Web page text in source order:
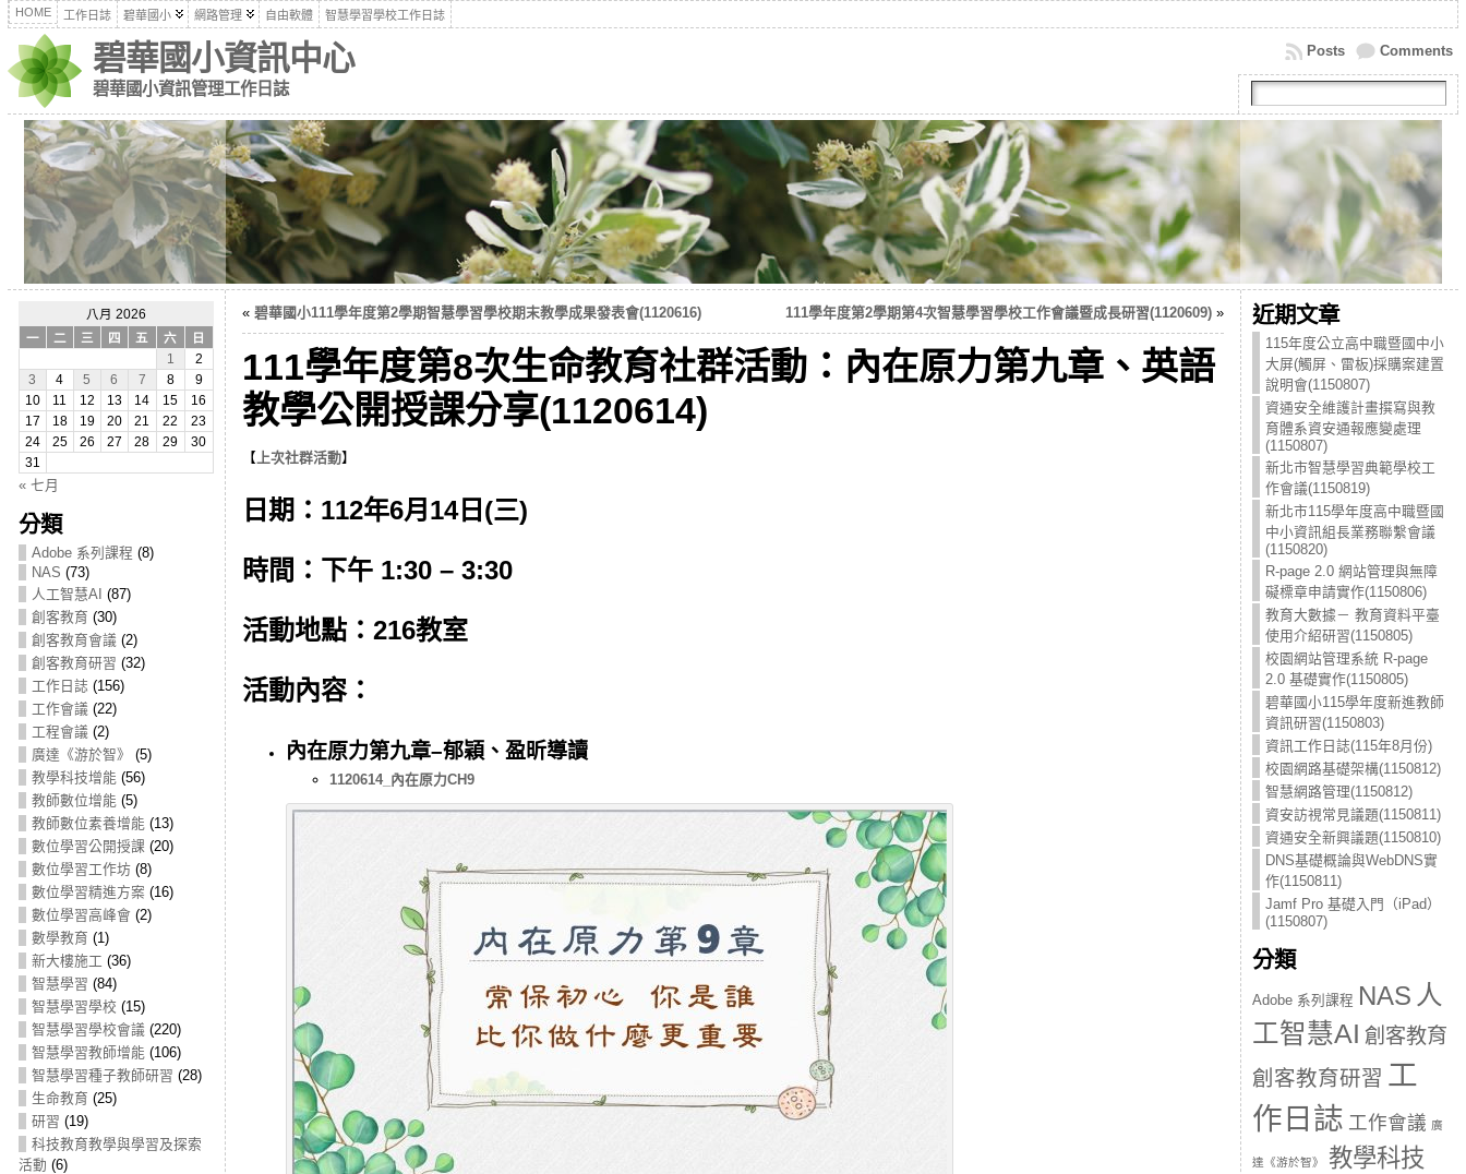
HOME 工作日誌 碧華國小 網路管理 自由軟體 智慧學習學校工作日誌
碧華國小資訊中心
碧華國小資訊管理工作日誌
Comments
Posts
八月 2026
一
二 三 四 五 六
日
1
2
3
4 5 6 7 8
9
10
11 12 13 14 15
16
17
18 19 20 21 22
23
24
25 26 27 28 29
30
31
« 七月
分類
Adobe 系列課程 (8)
NAS (73)
人工智慧AI (87)
創客教育 (30)
創客教育會議 (2)
創客教育研習 (32)
工作日誌 (156)
工作會議 (22)
工程會議 (2)
廣達《游於智》
(5)
教學科技增能(56)
教師數位增能(5)
教師數位素養增能(13)
數位學習公開授課 (20)
數位學習工作坊(8)
數位學習精進方案 (16)
數位學習高峰會 (2)
數學教育 (1)
新大樓施工 (36)
智慧學習 (84)
智慧學習學校 (15)
智慧學習學校會議 (220)
智慧學習教師增能(106)
智慧學習種子教師研習 (28)
生命教育 (25)
研習 (19)
科技教育教學與學習及探索
活動 (6)
« 碧華國小111學年度第2學期智慧學習學校期末教學成果發表會(1120616) 111學年度第2學期第4次智慧學習學校工作會議暨成長研習(1120609)»
111學年度第8次生命教育社群活動：內在原力第九章、英語
教學公開授課分享(1120614)
【 上次社群活動】
日期：112年6月14日(三)
時間：下午 1:30 – 3:30
活動地點：216教室
活動內容：
內在原力第九章–郁穎、盈昕導讀
1120614_內在原力CH9
近期文章
115年度公立高中職暨國中小
大屏(觸屏、雷板)採購案建置
說明會(1150807)
資通安全維護計畫撰寫與教
育體系資安通報應變處理
(1150807)
新北市智慧學習典範學校工
作會議(1150819)
新北市115學年度高中職暨國
中小資訊組長業務聯繫會議
(1150820)
R-page 2.0 網站管理與無障
礙標章申請實作(1150806)
教育大數據－ 教育資料平臺
使用介紹研習(1150805)
校園網站管理系統 R-page
2.0 基礎實作(1150805)
碧華國小115學年度新進教師
資訊研習(1150803)
資訊工作日誌(115年8月份)
校園網路基礎架構(1150812)
智慧網路管理(1150812)
資安訪視常見議題(1150811)
資通安全新興議題(1150810)
DNS基礎概論與WebDNS實
作(1150811)
Jamf Pro 基礎入門（iPad）
(1150807)
分類
Adobe 系列課程 NAS 人
工智慧AI 創客教育
創客教育研習 工
作日誌 工作會議 廣
達《游於智》
教學科技